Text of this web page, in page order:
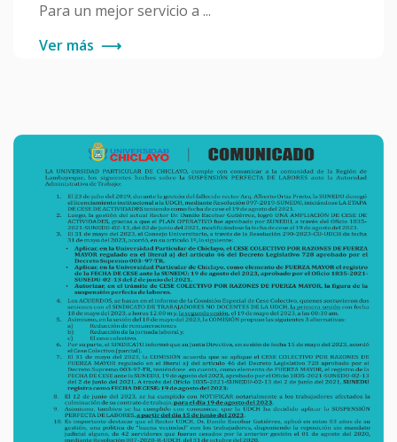
Para un mejor servicio a ...
Ver más ⟶